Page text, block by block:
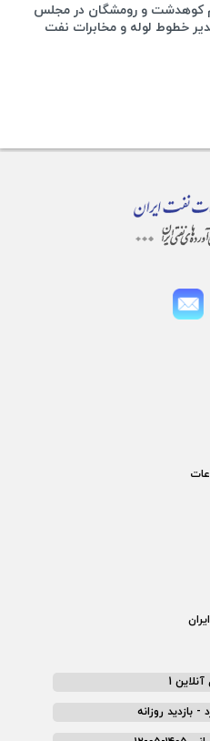
کوهدشت و رومشگان در مجلس
خطوط لوله و مخابرات نفت
1
- بازدید روزانه